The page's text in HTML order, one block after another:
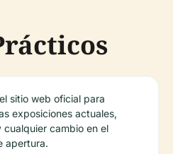
sitio web oficial para
exposiciones actuales,
cualquier cambio en el
apertura.